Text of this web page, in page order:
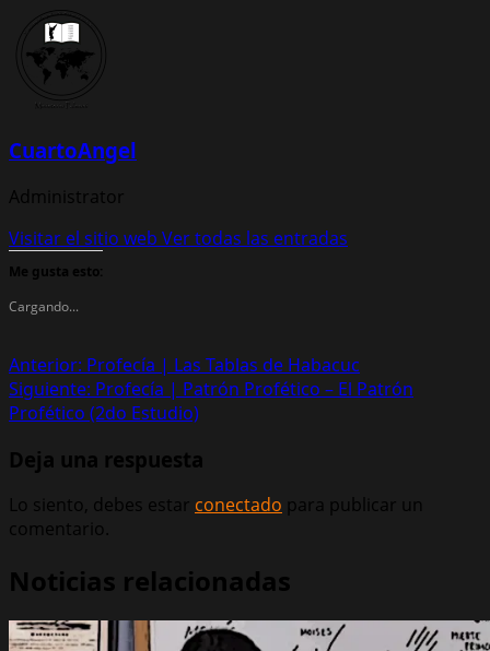
CuartoAngel
Administrator
Visitar el sitio web Ver todas las entradas
Me gusta esto:
Cargando...
Navegación
de
entradas
Anterior: Profecía | Las Tablas de Habacuc
Siguiente: Profecía | Patrón Profético – El Patrón
Profético (2do Estudio)
Deja una respuesta
Lo siento, debes estar conectado para publicar un
comentario.
Noticias relacionadas